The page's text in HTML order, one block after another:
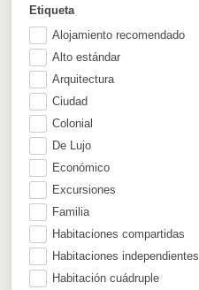
Etiqueta
Alojamiento recomendado
Alto estándar
Arquitectura
Ciudad
Colonial
De Lujo
Económico
Excursiones
Familia
Habitaciones compartidas
Habitaciones independientes
Habitación cuádruple